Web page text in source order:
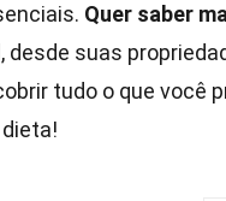
Quer saber
desde suas
tudo o que você
dieta!